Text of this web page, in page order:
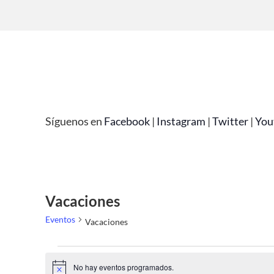
Síguenos en Facebook| Instagram |Twitter|
Vacaciones
Eventos Vacaciones
Aviso No hay eventos programados.